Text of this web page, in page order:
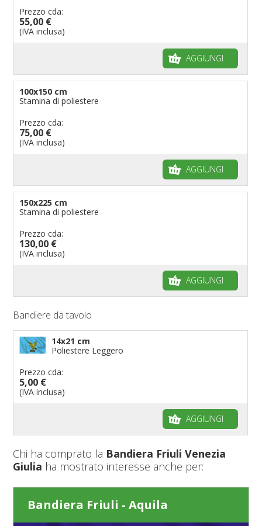
Prezzo cda:
55,00 €
(IVA inclusa)
AGGIUNGI
100x150 cm
Stamina di poliestere
Prezzo cda:
75,00 €
(IVA inclusa)
AGGIUNGI
150x225 cm
Stamina di poliestere
Prezzo cda:
130,00 €
(IVA inclusa)
AGGIUNGI
Bandiere da tavolo
14x21 cm
Poliestere Leggero
Prezzo cda:
5,00 €
(IVA inclusa)
AGGIUNGI
Chi ha comprato la Bandiera Friuli Venezia
Giulia ha mostrato interesse anche per:
Bandiera Friuli - Aquila